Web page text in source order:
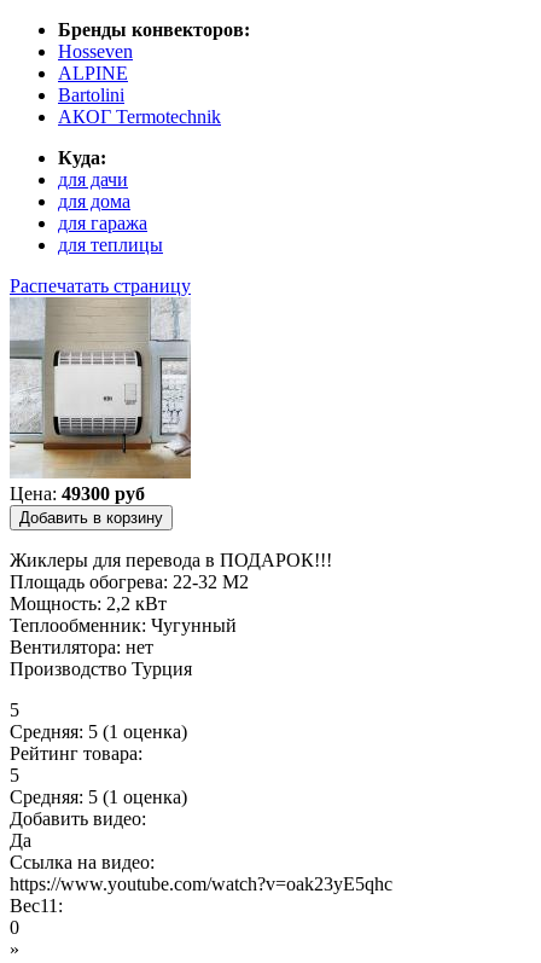
Бренды конвекторов:
Hosseven
ALPINE
Bartolini
АКОГ Termotechnik
Куда:
для дачи
для дома
для гаража
для теплицы
Распечатать страницу
Цена: 49300 руб
Жиклеры для перевода в ПОДАРОК!!!
Площадь обогрева: 22-32 М2
Мощность: 2,2 кВт
Теплообменник: Чугунный
Вентилятора: нет
Производство Турция
5
Средняя: 5 (1 оценка)
Рейтинг товара:
5
Средняя: 5 (1 оценка)
Добавить видео:
Да
Ссылка на видео:
https://www.youtube.com/watch?v=oak23yE5qhc
Вес11:
0
»